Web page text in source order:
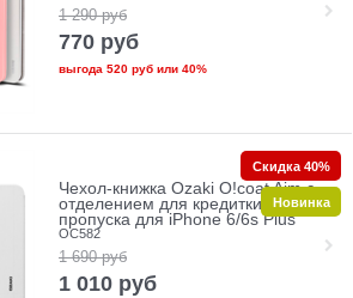
1 290 руб
770 руб
выгода 520 рубили 40%
Чехол-книжка Ozaki O!coat Aim с
отделением для кредитки или
пропуска для iPhone 6/6s Plus
OC582
1 690 руб
1 010 руб
Скидка 40%
Новинка